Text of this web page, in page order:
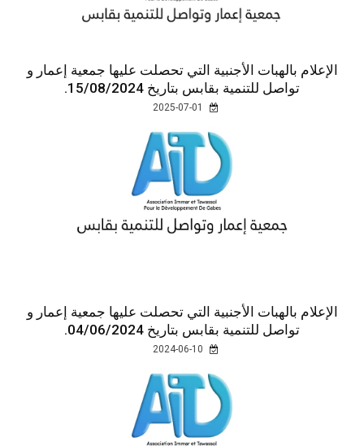
الإعلام بالهبات الأجنبية التي تحصلت عليها جمعية إعمار و
تواصل للتنمية بقابس بتاريخ 15/08/2024.
الإعلام بالهبات الأجنبية التي تحصلت عليها جمعية إعمار و
تواصل للتنمية بقابس بتاريخ 04/06/2024.